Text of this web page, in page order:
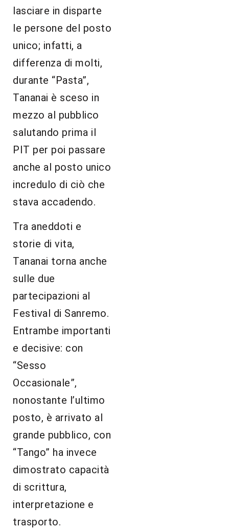
lasciare in disparte
le persone del posto
unico; infatti, a
differenza di molti,
durante “Pasta”,
Tananai è sceso in
mezzo al pubblico
salutando prima il
PIT per poi passare
anche al posto unico
incredulo di ciò che
stava accadendo.
Tra aneddoti e
storie di vita,
Tananai torna anche
sulle due
partecipazioni al
Festival di Sanremo.
Entrambe importanti
e decisive: con
“Sesso
Occasionale”,
nonostante l’ultimo
posto, è arrivato al
grande pubblico, con
“Tango” ha invece
dimostrato capacità
di scrittura,
interpretazione e
trasporto.